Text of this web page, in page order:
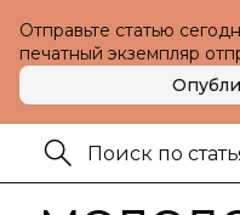
Отправьте статью
печатный экземпляр